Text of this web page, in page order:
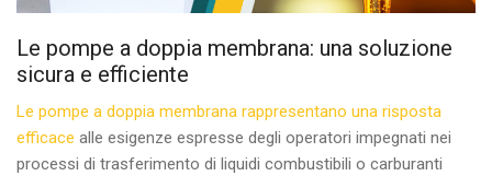
Le pompe a doppia membrana: una soluzione
sicura e efficiente
Le pompe a doppia membrana rappresentano una risposta
efficace alle esigenze espresse degli operatori impegnati nei
processi di trasferimento di liquidi combustibili o carburanti